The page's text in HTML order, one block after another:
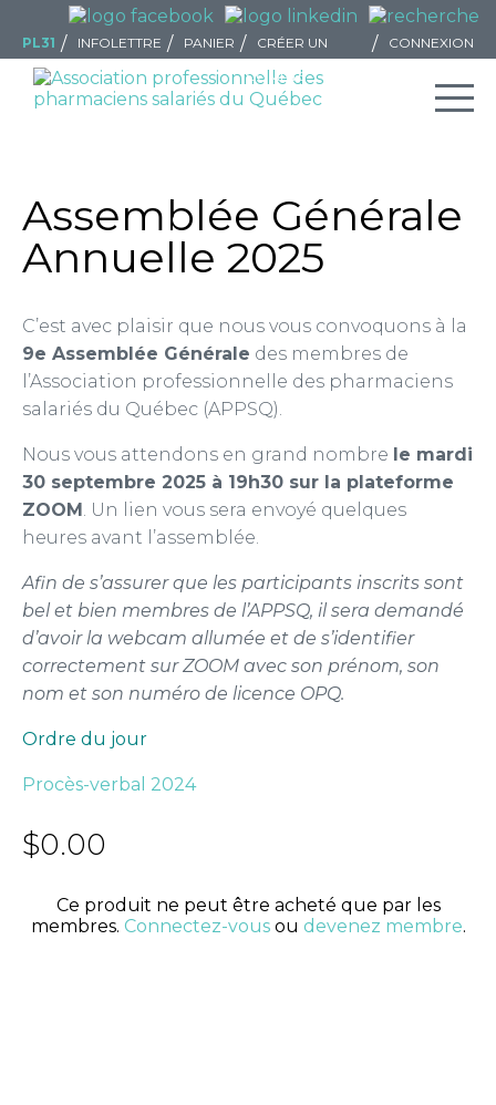
PL31 INFOLETTRE PANIER
CRÉER UN
COMPTE
CONNEXION
Assemblée Générale
Annuelle 2025
C’est avec plaisir que nous vous convoquons à la
9e Assemblée Générale des membres de
l’Association professionnelle des pharmaciens
salariés du Québec (APPSQ).
Nous vous attendons en grand nombre le mardi
30 septembre 2025 à 19h30 sur la plateforme
ZOOM . Un lien vous sera envoyé quelques
heures avant l’assemblée.
Afin de s’assurer que les participants inscrits sont
bel et bien membres de l’APPSQ, il sera demandé
d’avoir la webcam allumée et de s’identifier
correctement sur ZOOM avec son prénom, son
nom et son numéro de licence OPQ.
Ordre du jour
Procès-verbal 2024
$0.00
Ce produit ne peut être acheté que par les
membres. Connectez-vousou devenez membre.